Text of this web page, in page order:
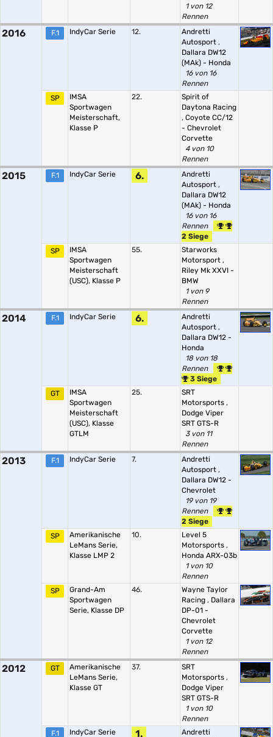
1 von 12
Rennen
2016 F.1 IndyCar Serie 12.
Andretti
Autosport ,
Dallara DW12
(MAk) - Honda
16 von 16
Rennen
SP
IMSA
Sportwagen
Meisterschaft,
Klasse P
22.
Spirit of
Daytona Racing
, Coyote CC/12
- Chevrolet
Corvette
4 von 10
Rennen
2015 F.1 IndyCar Serie 6.
Andretti
Autosport ,
Dallara DW12
(MAk) - Honda
16 von 16
Rennen
2 Siege
SP
IMSA
Sportwagen
Meisterschaft
(USC), Klasse P
55.
Starworks
Motorsport ,
Riley Mk XXVI -
BMW
1 von 9
Rennen
2014 F.1 IndyCar Serie 6.
Andretti
Autosport ,
Dallara DW12 -
Honda
18 von 18
Rennen
3 Siege
GT
IMSA
Sportwagen
Meisterschaft
(USC), Klasse
GTLM
25.
SRT
Motorsports ,
Dodge Viper
SRT GTS-R
3 von 11
Rennen
2013 F.1 IndyCar Serie 7.
Andretti
Autosport ,
Dallara DW12 -
Chevrolet
19 von 19
Rennen
2 Siege
SP
Amerikanische
LeMans Serie,
Klasse LMP 2
10.
Level 5
Motorsports ,
Honda ARX-03b
1 von 10
Rennen
SP
Grand-Am
Sportwagen
Serie, Klasse DP
46.
Wayne Taylor
Racing , Dallara
DP-01 -
Chevrolet
Corvette
1 von 12
Rennen
2012 GT
Amerikanische
LeMans Serie,
Klasse GT
37.
SRT
Motorsports ,
Dodge Viper
SRT GTS-R
1 von 10
Rennen
F.1
IndyCar Serie 1.
Andretti